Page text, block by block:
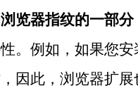
览器指纹的一部分
。例如，如果您
因此，浏览器扩